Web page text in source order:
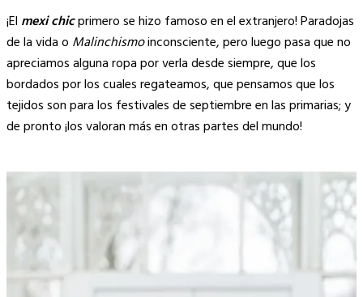
Copy
Link
¡El mexi chicprimero se hizo famoso en el extranjero! Paradojas
de la vida o Malinchismoinconsciente, pero luego pasa que no
apreciamos alguna ropa por verla desde siempre, que los
bordados por los cuales regateamos, que pensamos que los
tejidos son para los festivales de septiembre en las primarias; y
de pronto ¡los valoran más en otras partes del mundo!